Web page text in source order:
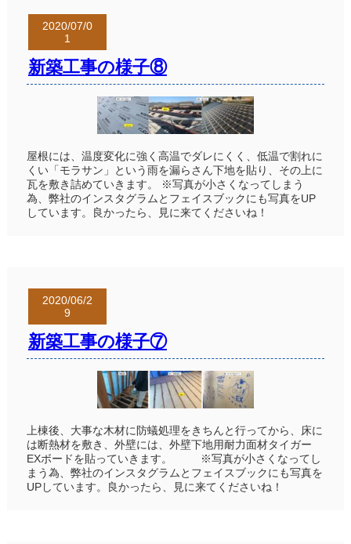
2020/07/0
1
新築工事の様子⑧
屋根には、温度変化に強く高温でダレにくく、低温で割れに
くい「モラサン」という雨を漏らさん下地を貼り、その上に
瓦を敷き詰めていきます。 ※写真が小さくなってしまう
為、弊社のインスタグラムとフェイスブックにも写真をUP
しています。良かったら、見に来てくださいね！
2020/06/2
9
新築工事の様子⑦
上棟後、大事な木材に防蟻処理をきちんと行ってから、床に
は断熱材を敷き、外壁には、外壁下地用耐力面材タイガー
EXボードを貼っていきます。 ※写真が小さくなってし
まう為、弊社のインスタグラムとフェイスブックにも写真を
UPしています。良かったら、見に来てくださいね！